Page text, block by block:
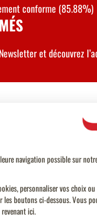
conforme (85.88%)
et découvrez